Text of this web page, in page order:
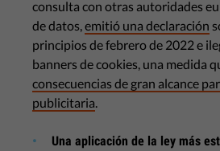
consulta con otras autoridades
de datos, emitió una declaración
principios de febrero de 2022 e
banners de cookies, una medida
consecuencias de gran alcance
publicitaria
Una aplicación de la ley más